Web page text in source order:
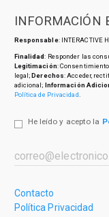
INFORMACIÓN
Responsable: INTERACTIVE
Finalidad: Responder las
Legitimación:
legal;Derechos: Acceder,
adicional; Información
Política de Privacidad
He leído y acepto la
Contacto
Política Privacidad